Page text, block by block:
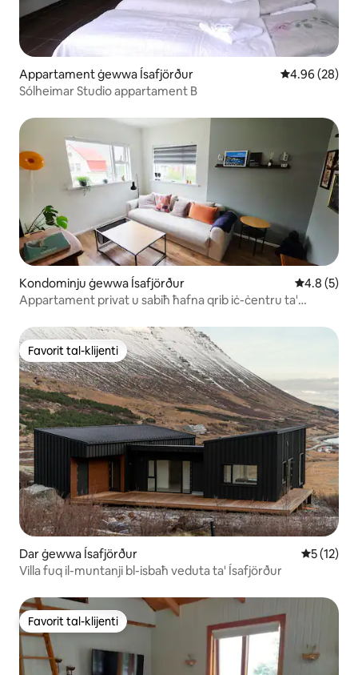
Appartament ġewwa Ísafjörður Rating medju
4.96 (28)
Sólheimar Studio appartament B
Kondominju ġewwa Ísafjörður Rating
4.8 (5)
Appartament privat u sabiħ ħafna qrib iċ-ċentru ta'
Favorit tal-klijenti
Favorit tal-klijenti
Dar ġewwa Ísafjörður Rating
5 (12)
Villa fuq il-muntanji bl-isbaħ veduta ta' Ísafjörður
Favorit tal-klijenti
Favorit tal-klijenti